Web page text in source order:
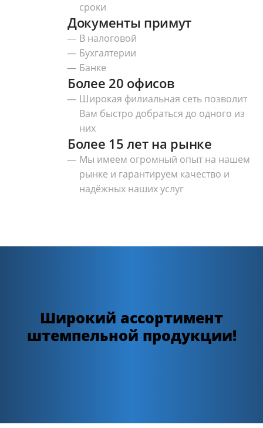
сроки
Документы примут
В налоговой
Бухгалтерии
Банке
Более 20 офисов
Широкая филиальная сеть позволит
Вам быстро добраться до одного из
них
Более 15 лет на рынке
Мы имеем огромный опыт на нашем
рынке и гарантируем качество и
надёжных наших услуг
Широкий ассортимент
штемпельной продукции!